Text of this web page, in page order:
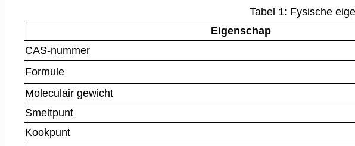
Tabel 1: Fysische
Eigenschap
CAS-nummer
Formule
Moleculair gewicht
Smeltpunt
Kookpunt